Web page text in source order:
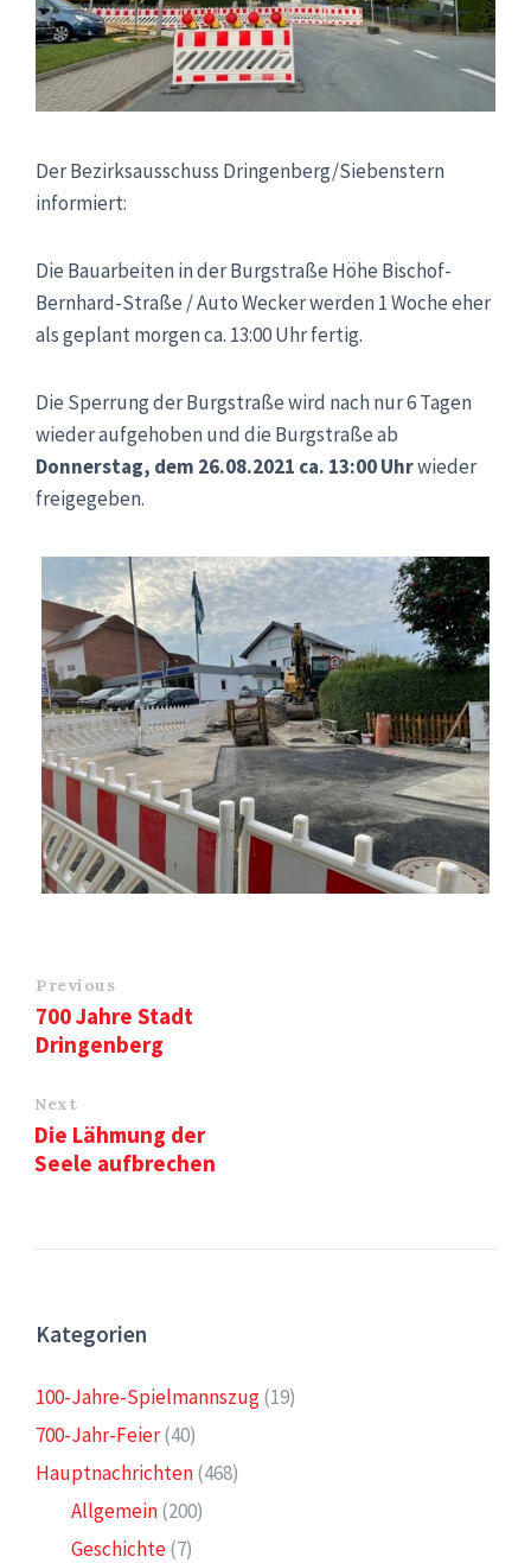
Der Bezirksausschuss Dringenberg/Siebenstern
informiert:
Die Bauarbeiten in der Burgstraße Höhe Bischof-
Bernhard-Straße / Auto Wecker werden 1 Woche eher
als geplant morgen ca. 13:00 Uhr fertig.
Die Sperrung der Burgstraße wird nach nur 6 Tagen
wieder aufgehoben und die Burgstraße ab
Donnerstag, dem 26.08.2021 ca. 13:00 Uhrwieder
freigegeben.
Previous
700 Jahre Stadt
Dringenberg
Next
Die Lähmung der
Seele aufbrechen
Kategorien
100-Jahre-Spielmannszug(19)
700-Jahr-Feier(40)
Hauptnachrichten(468)
Allgemein(200)
Geschichte(7)